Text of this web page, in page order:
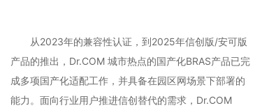
从2023年的兼容性认证，到2025年信创版/安可版
产品的推出，Dr.COM 城市热点的国产化BRAS产品已完
成多项国产化适配工作，并具备在园区网场景下部署的
能力。面向行业用户推进信创替代的需求，Dr.COM